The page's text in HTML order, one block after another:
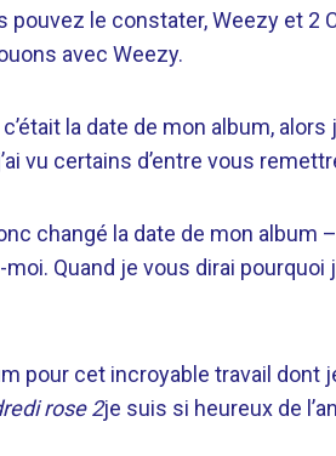
pouvez le constater, Weezy et 2
avec Weezy.
la date de mon album,
vu certains d’entre vous
changé la date de mon
Quand je vous dirai pourquoi
pour cet incroyable travail
rose 2je suis si heureux de